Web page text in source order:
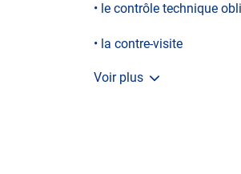
• le contrôle technique
• la contre-visite
• le contrôle pollution
Voir plus